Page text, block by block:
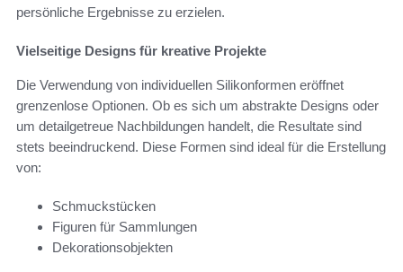
persönliche Ergebnisse zu erzielen.
Vielseitige Designs für kreative Projekte
Die Verwendung von individuellen Silikonformen eröffnet
grenzenlose Optionen. Ob es sich um abstrakte Designs oder
um detailgetreue Nachbildungen handelt, die Resultate sind
stets beeindruckend. Diese Formen sind ideal für die Erstellung
von:
Schmuckstücken
Figuren für Sammlungen
Dekorationsobjekten